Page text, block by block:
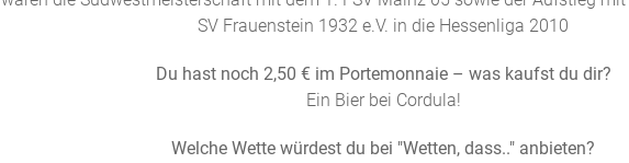
SV Frauenstein 1932 e.V. in die Hessenliga 2010
Du hast noch 2,50 € im Portemonnaie – was kaufst du dir?
Ein Bier bei Cordula!
Welche Wette würdest du bei "Wetten, dass.." anbieten?